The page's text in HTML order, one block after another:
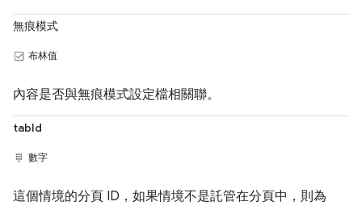
無痕模式
布林值
內容是否與無痕模式設定檔相關聯。
tabId
數字
這個情境的分頁 ID，如果情境不是託管在分頁中，則為